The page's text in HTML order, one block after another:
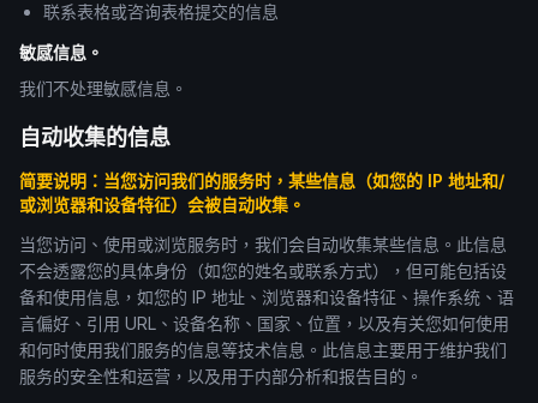
联系表格或咨询表格提交的信息
敏感信息。
我们不处理敏感信息。
自动收集的信息
简要说明：当您访问我们的服务时，某些信息（如您的 IP 地址和/
或浏览器和设备特征）会被自动收集。
当您访问、使用或浏览服务时，我们会自动收集某些信息。此信息
不会透露您的具体身份（如您的姓名或联系方式），但可能包括设
备和使用信息，如您的 IP 地址、浏览器和设备特征、操作系统、语
言偏好、引用 URL、设备名称、国家、位置，以及有关您如何使用
和何时使用我们服务的信息等技术信息。此信息主要用于维护我们
服务的安全性和运营，以及用于内部分析和报告目的。